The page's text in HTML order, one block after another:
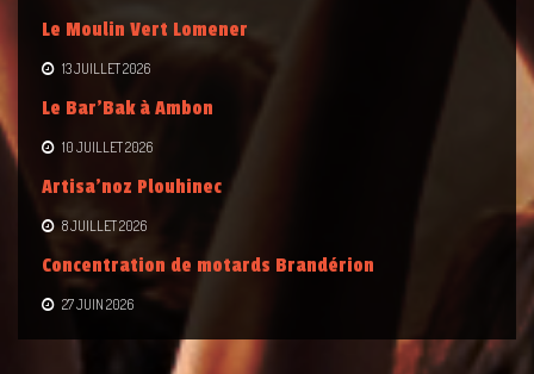
Le Moulin Vert Lomener
13 JUILLET 2026
Le Bar’Bak à Ambon
10 JUILLET 2026
Artisa’noz Plouhinec
8 JUILLET 2026
Concentration de motards Brandérion
27 JUIN 2026